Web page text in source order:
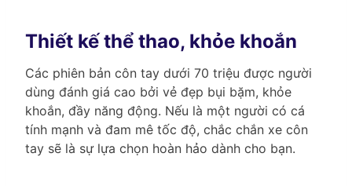
Thiết kế thể thao, khỏe khoắn
Các phiên bản côn tay dưới 70 triệu được người
dùng đánh giá cao bởi vẻ đẹp bụi bặm, khỏe
khoắn, đầy năng động. Nếu là một người có cá
tính mạnh và đam mê tốc độ, chắc chắn xe côn
tay sẽ là sự lựa chọn hoàn hảo dành cho bạn.